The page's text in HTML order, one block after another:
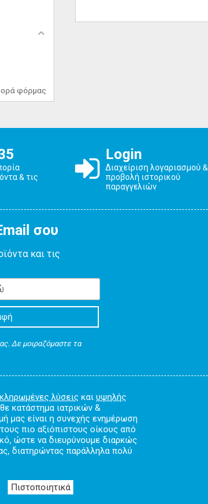
φόρμας
& τις
Login
Διαχείριση λογαριασμού &
προβολή ιστορικού
παραγγελιών
σου
και τις
Δε μοιραζόμαστε τα
λύσεις και υψηλής
κατάστημα ιατρικών &
μας είναι η συνεχής ενημέρωση
πιο αξιόπιστους οίκους από
ώστε να διευρύνουμε διαρκώς
διατηρώντας παράλληλα πολύ
Πιστοποιητικά